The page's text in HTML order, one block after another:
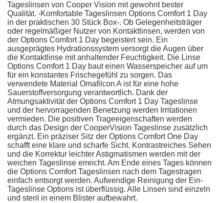
Tageslinsen von Cooper Vision mit gewohnt bester
Qualität. -Komfortable Tageslinsen Options Comfort 1 Day
in der praktischen 30 Stück Box-. Ob Gelegenheitsträger
oder regelmäßiger Nutzer von Kontaktlinsen, werden von
der Options Comfort 1 Day begeistert sein. Ein
ausgeprägtes Hydrationssystem versorgt die Augen über
die Kontaktlinse mit anhaltender Feuchtigkeit. Die Linse
Options Comfort 1 Day baut einen Wasserspeicher auf um
für ein konstantes Frischegefühl zu sorgen. Das
verwendete Material Omafilcon A ist für eine hohe
Sauerstoffversorgung verantwortlich. Dank der
Atmungsaktivität der Options Comfort 1 Day Tageslinse
und der hervorragenden Benetzung werden Irritationen
vermieden. Die positiven Trageeigenschaften werden
durch das Design der CooperVision Tageslinse zusätzlich
ergänzt. Ein präziser Sitz der Options Comfort One Day
schafft eine klare und scharfe Sicht. Kontrastreiches Sehen
und die Korrektur leichter Astigmatismen werden mit der
weichen Tageslinse erreicht. Am Ende eines Tages können
die Options Comfort Tageslinsen nach dem Tagestragen
einfach entsorgt werden. Aufwendige Reinigung der Ein-
Tageslinse Options ist überflüssig. Alle Linsen sind einzeln
und steril in einem Blister aufbewahrt.